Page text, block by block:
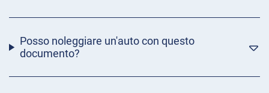
Posso noleggiare un'auto con questo
documento?